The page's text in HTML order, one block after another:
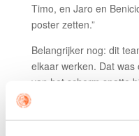
Timo, en Jaro en
poster zetten.”
Belangrijker nog: dit
elkaar werken. Dat
van het scherm spatte
en daar trainden ze
hun kennis, dus dat is